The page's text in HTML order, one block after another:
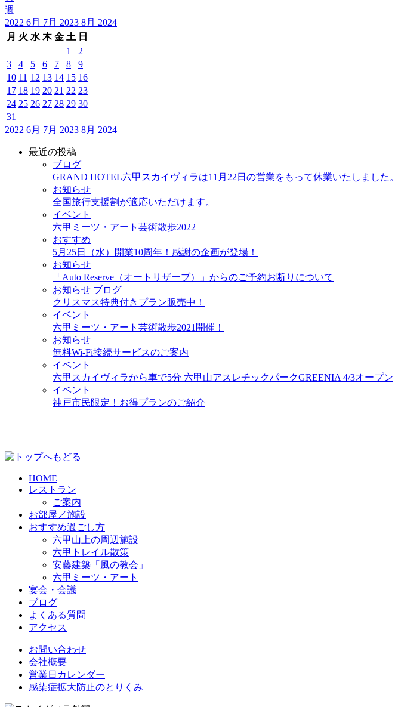
週
2022 6月 7月 2023 8月 2024
月 火 水 木 金 土 日
1
2
3
4 5 6 7 8
9
10 11 12 13 14 15 16
17 18 19 20 21 22 23
24 25 26 27 28 29 30
31
2022 6月 7月 2023 8月 2024
最近の投稿
ブログ
GRAND HOTEL六甲スカイヴィラは11月22日の営業をもって休業いたしました。
お知らせ
全国旅行支援割が適応いただけます。
イベント
六甲ミーツ・アート芸術散歩2022
おすすめ
5月25日（水）開業10周年！感謝の企画が登場！
お知らせ
「Auto Reserve（オートリザーブ）」からのご予約お断りについて
お知らせ ブログ
クリスマス特典付きプラン販売中！
イベント
六甲ミーツ・アート芸術散歩2021開催！
お知らせ
無料Wi-Fi接続サービスのご案内
イベント
六甲スカイヴィラから車で5分 六甲山アスレチックパークGREENIA 4/3オープン
イベント
神戸市民限定！お得プランのご紹介
HOME
レストラン
ご案内
お部屋／施設
おすすめ過ごし方
六甲山上の周辺施設
六甲トレイル散策
安藤建築「風の教会」
六甲ミーツ・アート
宴会・会議
ブログ
よくある質問
アクセス
お問い合わせ
会社概要
営業日カレンダー
感染症拡大防止のとりくみ